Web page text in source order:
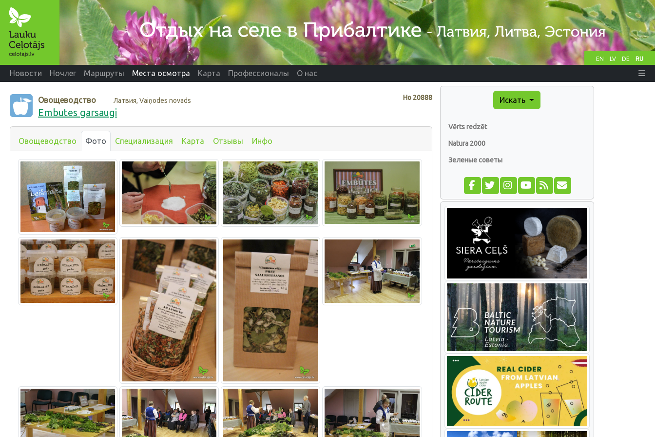
EN LV DE RU
Новости Ночлег Маршруты Места осмотра Карта Профессионалы О нас
Нo 20888
Овощеводство Латвия, Vaiņodes novads
Embutes garsaugi
Овощеводство Фото Специализация Карта Отзывы Инфо
Искать
Vērts redzēt
Natura 2000
Зеленые советы